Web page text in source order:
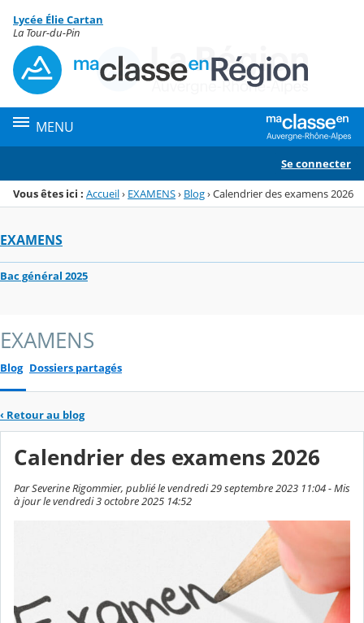
Menu de la rubrique
Contenu
Lycée Élie Cartan
La Tour-du-Pin
MENU
Se connecter
Vous êtes ici : Accueil› EXAMENS› Blog›Calendrier des examens 2026
EXAMENS
Bac général 2025
EXAMENS
Blog Dossiers partagés
‹ Retour au blog
Calendrier des examens 2026
Par Severine Rigommier, publié le vendredi 29 septembre 2023 11:04 - Mis
à jour le vendredi 3 octobre 2025 14:52